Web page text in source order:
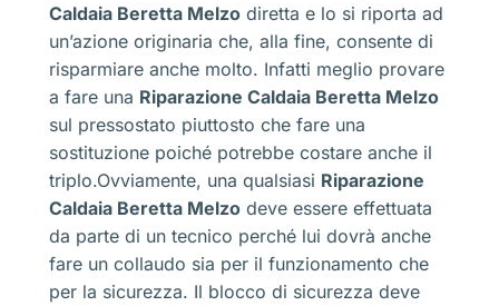
Caldaia Beretta Melzo diretta e lo si riporta ad
un’azione originaria che, alla fine, consente di
risparmiare anche molto. Infatti meglio provare
a fare una Riparazione Caldaia Beretta Melzo
sul pressostato piuttosto che fare una
sostituzione poiché potrebbe costare anche il
triplo.Ovviamente, una qualsiasi Riparazione
Caldaia Beretta Melzo deve essere effettuata
da parte di un tecnico perché lui dovrà anche
fare un collaudo sia per il funzionamento che
per la sicurezza. Il blocco di sicurezza deve